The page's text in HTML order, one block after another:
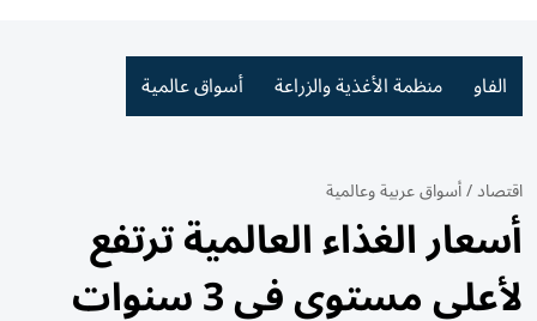
الفاو منظمة الأغذية والزراعة أسواق عالمية
اقتصاد/أسواق عربية وعالمية
أسعار الغذاء العالمية ترتفع
لأعلى مستوى في 3 سنوات